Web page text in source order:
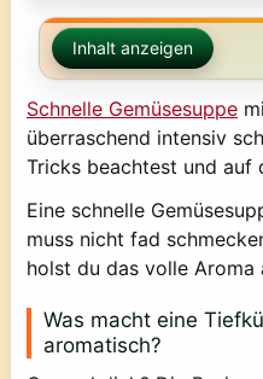
Inhalt anzeigen
Schnelle Gemüsesuppe
überraschend intensiv
Tricks beachtest und auf
Eine schnelle
muss nicht fad
holst du das volle Aroma
Was macht eine
aromatisch?